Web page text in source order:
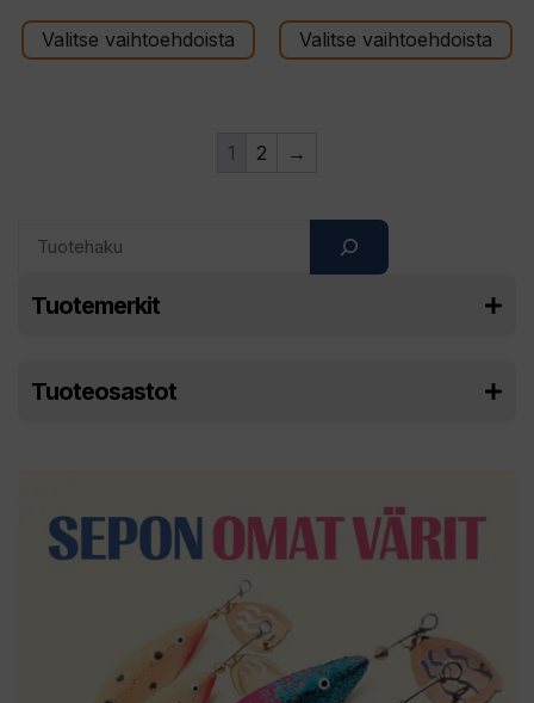
-
Valitse vaihtoehdoista
-
Valitse vaihtoehdoista
1 2 →
Search
Tuotemerkit
Tuoteosastot